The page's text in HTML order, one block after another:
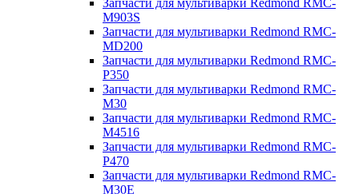
Запчасти для мультиварки Redmond RMC-
M903S
Запчасти для мультиварки Redmond RMC-
MD200
Запчасти для мультиварки Redmond RMC-
P350
Запчасти для мультиварки Redmond RMC-
M30
Запчасти для мультиварки Redmond RMC-
M4516
Запчасти для мультиварки Redmond RMC-
P470
Запчасти для мультиварки Redmond RMC-
M30E